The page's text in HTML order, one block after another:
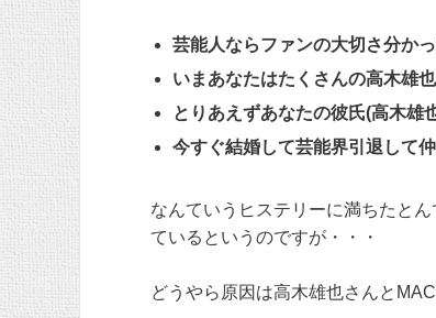
芸能人ならファンの大切さ分か
いまあなたはたくさんの高木雄
とりあえずあなたの彼氏(高木雄
今すぐ結婚して芸能界引退して
なんていうヒステリーに満ちたと
ているというのですが・・・
どうやら原因は高木雄也さんと